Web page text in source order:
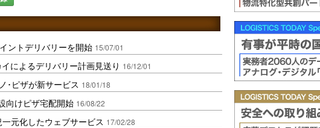
ントデリバリーを開始 15/07/01
によるデリバリー計画見送り 16/12/01
･ピザが新サービス 18/01/18
向けピザ宅配開始 16/08/22
元化したウェブサービス 17/02/28